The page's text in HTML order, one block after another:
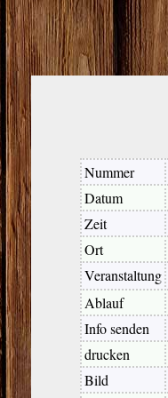
Nummer
Datum
Zeit
Ort
Veranstaltung
Ablauf
Info senden
drucken
Bild